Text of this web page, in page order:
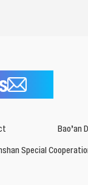
Bao’an
Special